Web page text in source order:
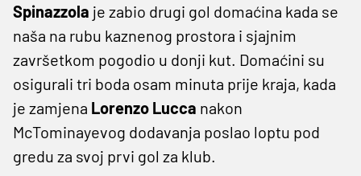
Spinazzola je zabio drugi gol domaćina kada se
naša na rubu kaznenog prostora i sjajnim
završetkom pogodio u donji kut. Domaćini su
osigurali tri boda osam minuta prije kraja, kada
je zamjena Lorenzo Lucca nakon
McTominayevog dodavanja poslao loptu pod
gredu za svoj prvi gol za klub.